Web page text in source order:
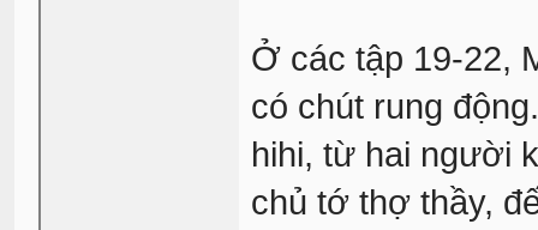
Ở các tập 19-22,
có chút rung
hihi, từ hai người
chủ tớ thợ thầy,